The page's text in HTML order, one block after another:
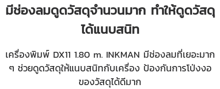
มีช่องลมดูดวัสดุจำนวนมาก ทำให้ดูดวัสดุ
ได้แนบสนิท
เครื่องพิมพ์ DX11 1.80 m. INKMAN มีช่องลมที่เยอะมาก
ๆ ช่วยดูดวัสดุให้แนบสนิทกับเครื่อง ป้องกันการโป่งงอ
ของวัสดุได้ดีมาก